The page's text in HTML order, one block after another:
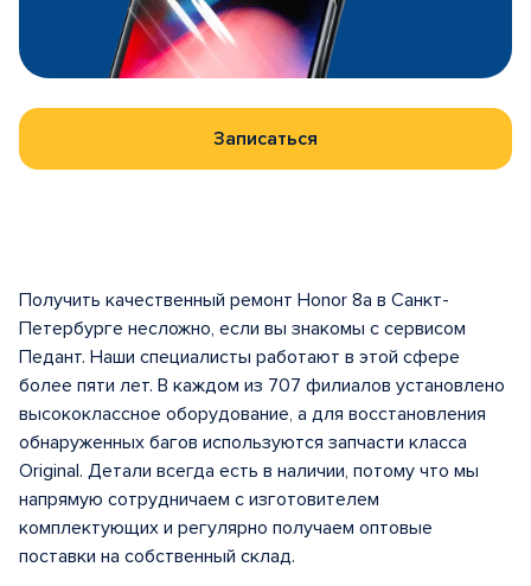
Записаться
Получить качественный ремонт Honor 8a в Санкт-
Петербурге несложно, если вы знакомы с сервисом
Педант. Наши специалисты работают в этой сфере
более пяти лет. В каждом из 707 филиалов установлено
высококлассное оборудование, а для восстановления
обнаруженных багов используются запчасти класса
Original. Детали всегда есть в наличии, потому что мы
напрямую сотрудничаем с изготовителем
комплектующих и регулярно получаем оптовые
поставки на собственный склад.